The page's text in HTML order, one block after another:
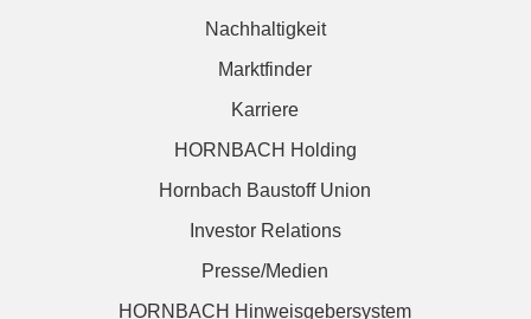
Nachhaltigkeit
Marktfinder
Karriere
HORNBACH Holding
Hornbach Baustoff Union
Investor Relations
Presse/Medien
HORNBACH Hinweisgebersystem